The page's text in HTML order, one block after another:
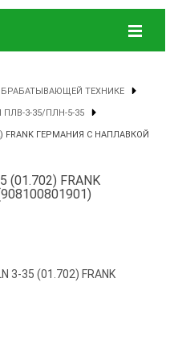
ТЕХНИКЕ
3-35/ПЛН-5-35
FRANK ГЕРМАНИЯ С НАПЛАВКОЙ
FRANK
3-35 (01.702) FRANK